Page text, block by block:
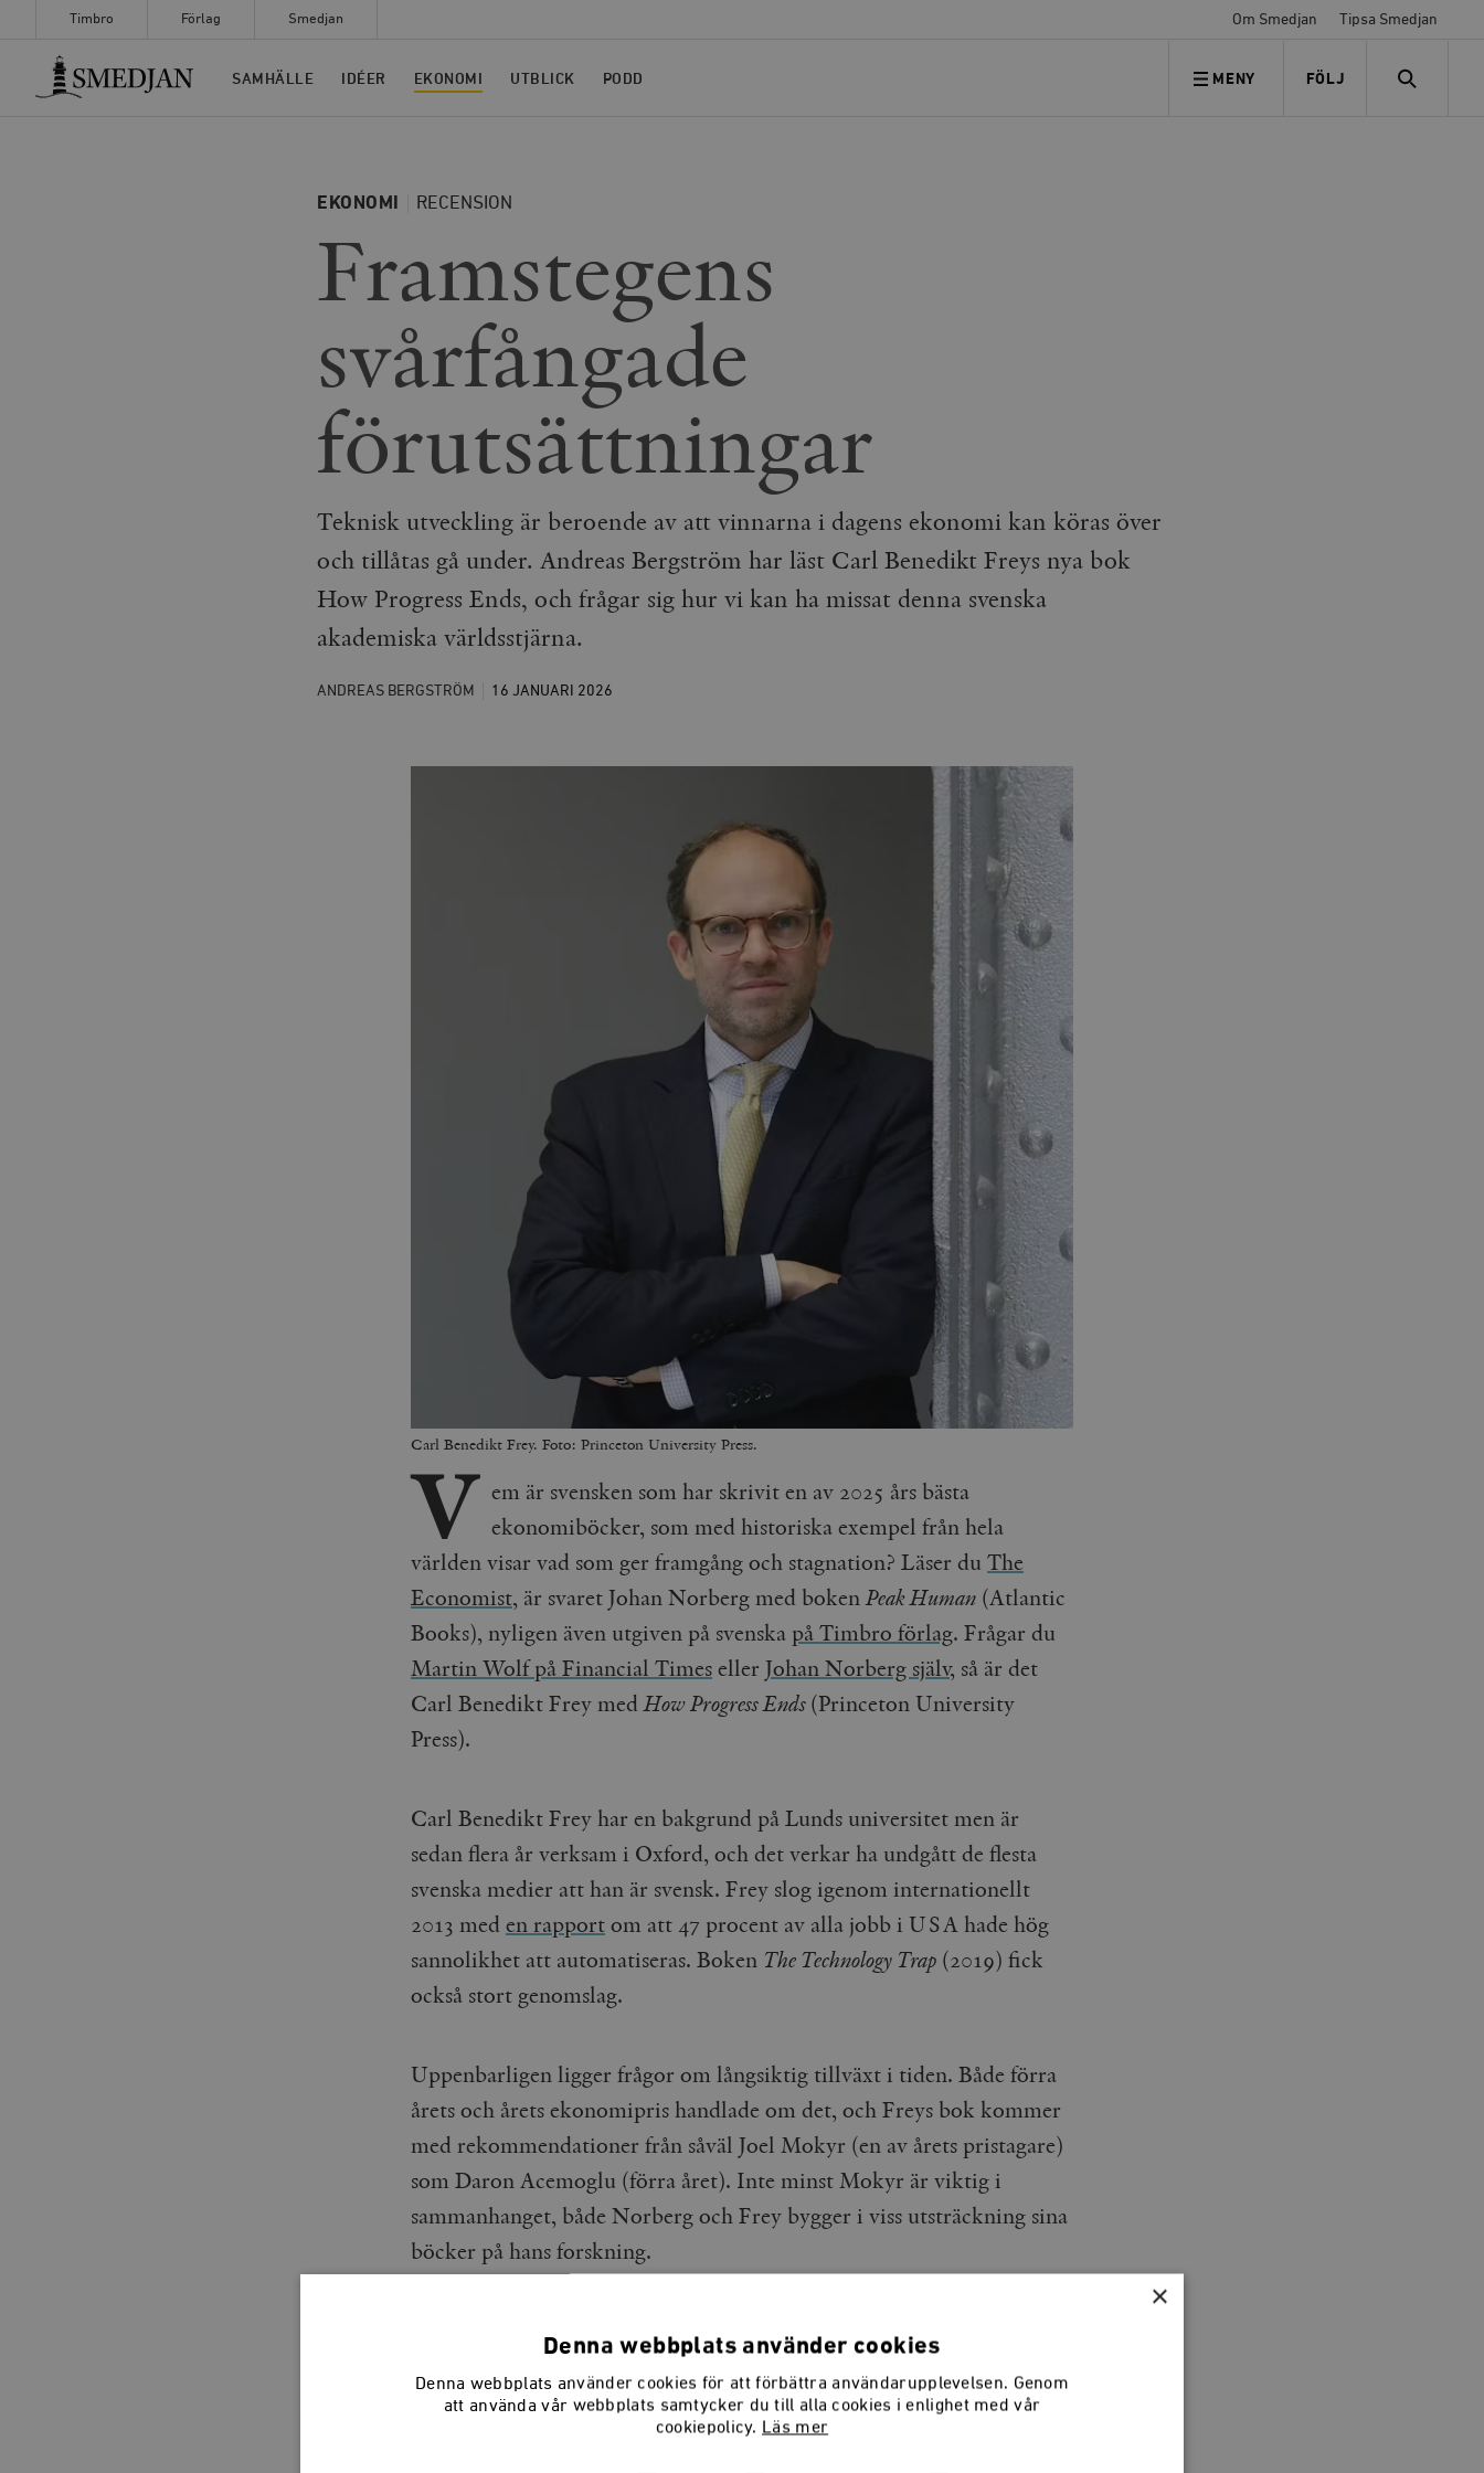
Timbro Förlag Smedjan Om Smedjan Tipsa Smedjan
Timbro
SAMHÄLLE IDÉER EKONOMI UTBLICK PODD MENY FÖLJ
FÖLJ OSS SEARCH
EKONOMI RECENSION
Framstegens
svårfångade
förutsättningar
Teknisk utveckling är beroende av att vinnarna i dagens ekonomi kan köras över
och tillåtas gå under. Andreas Bergström har läst Carl Benedikt Freys nya bok
How Progress Ends, och frågar sig hur vi kan ha missat denna svenska
akademiska världsstjärna.
ANDREAS BERGSTRÖM 16 JANUARI 2026
Carl Benedikt Frey. Foto: Princeton University Press.
V em är svensken som har skrivit en av 2025 års bästa
ekonomiböcker, som med historiska exempel från hela
världen visar vad som ger framgång och stagnation? Läser du The
Economist, är svaret Johan Norberg med bokenPeak Human (Atlantic
Books), nyligen även utgiven på svenska på Timbro förlag. Frågar du
Martin Wolf på Financial Timeseller Johan Norberg själv, så är det
Carl Benedikt Frey medHow Progress Ends(Princeton University
Press).
Carl Benedikt Frey har en bakgrund på Lunds universitet men är
sedan flera år verksam i Oxford, och det verkar ha undgått de flesta
svenska medier att han är svensk. Frey slog igenom internationellt
2013 meden rapportom att 47 procent av alla jobb i USA hade hög
sannolikhet att automatiseras. Boken The Technology Trap (2019) fick
också stort genomslag.
Uppenbarligen ligger frågor om långsiktig tillväxt i tiden. Både förra
årets och årets ekonomipris handlade om det, och Freys bok kommer
med rekommendationer från såväl Joel Mokyr (en av årets pristagare)
som Daron Acemoglu (förra året). Inte minst Mokyr är viktig i
sammanhanget, både Norberg och Frey bygger i viss utsträckning sina
böcker på hans forskning.
Spoiler alert: fransmännen prioriterade
kultursatsningar, förstås.
×
Denna webbplats använder cookies
Denna webbplats använder cookies för att förbättra användarupplevelsen. Genom
att använda vår webbplats samtycker du till alla cookies i enlighet med vår
cookiepolicy. Läs mer